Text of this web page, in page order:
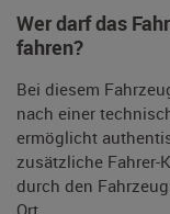
Wer darf das
fahren?
Bei diesem
nach einer
ermöglicht
zusätzliche Fahrer-
durch den